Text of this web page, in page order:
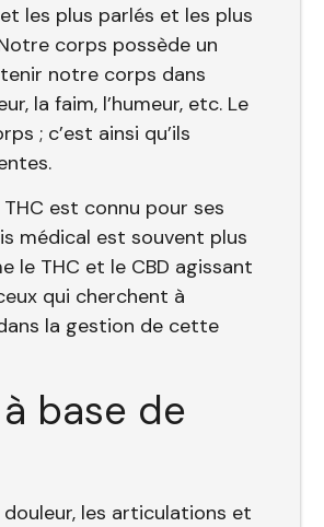
les plus parlés et les plus
corps possède un
notre corps dans
la faim, l’humeur, etc. Le
; c’est ainsi qu’ils
est connu pour ses
médical est souvent plus
le THC et le CBD agissant
qui cherchent à
la gestion de cette
base de
les articulations et